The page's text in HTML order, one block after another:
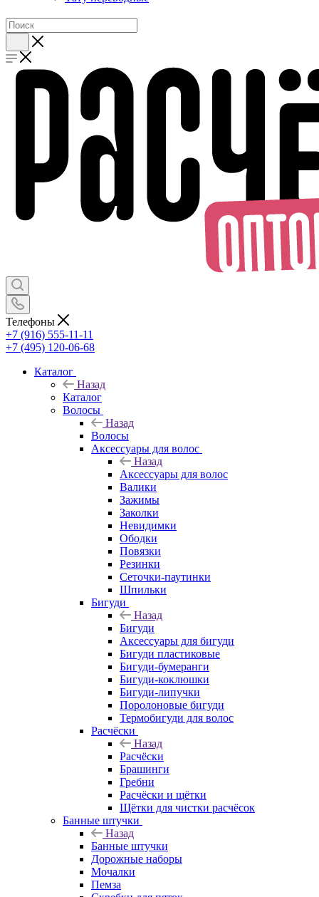
Телефоны
+7 (916) 555-11-11
+7 (495) 120-06-68
Каталог
Назад
Каталог
Волосы
Назад
Волосы
Аксессуары для волос
Назад
Аксессуары для волос
Валики
Зажимы
Заколки
Невидимки
Ободки
Повязки
Резинки
Сеточки-паутинки
Шпильки
Бигуди
Назад
Бигуди
Аксессуары для бигуди
Бигуди пластиковые
Бигуди-бумеранги
Бигуди-коклюшки
Бигуди-липучки
Поролоновые бигуди
Термобигуди для волос
Расчёски
Назад
Расчёски
Брашинги
Гребни
Расчёски и щётки
Щётки для чистки расчёсок
Банные штучки
Назад
Банные штучки
Дорожные наборы
Мочалки
Пемза